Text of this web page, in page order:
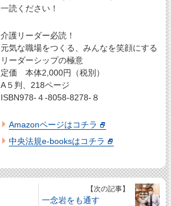
一読ください！
介護リーダー必読！
元気な職場をつくる、みんなを笑顔にする
リーダーシップの極意
定価 本体2,000円（税別）
A５判、218ページ
ISBN978-４-8058-8278-８
Amazonページはコチラ
中央法規e-booksはコチラ
【次の記事】
一念岩をも通す